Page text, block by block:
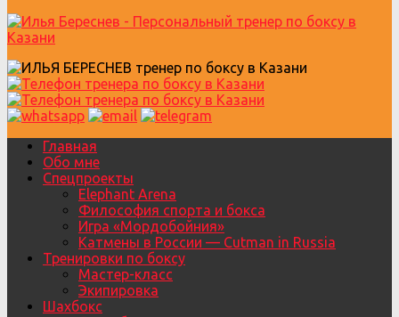
Главная
Обо мне
Спецпроекты
Elephant Arena
Философия спорта и бокса
Игра «Мордобойния»
Катмены в России — Cutman in Russia
Тренировки по боксу
Мастер-класс
Экипировка
Шахбокс